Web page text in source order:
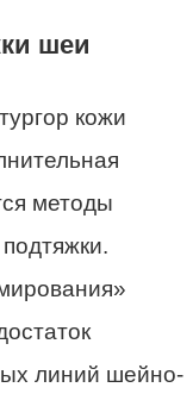
шеи
кожи
методы
линий шейно-